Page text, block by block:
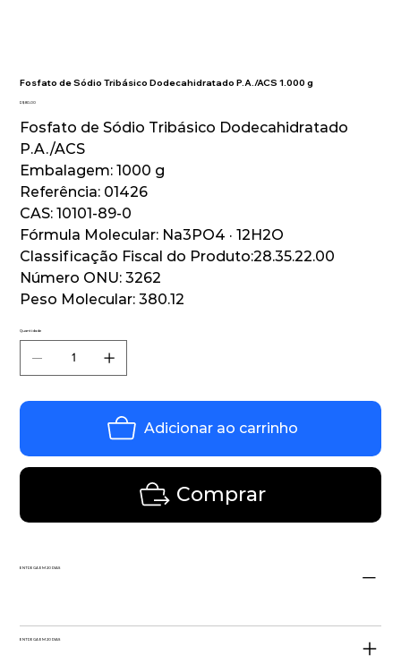
Fosfato de Sódio Tribásico Dodecahidratado P.A./ACS 1.000 g
Preço
R$ 80,00
Fosfato de Sódio Tribásico Dodecahidratado
P.A./ACS
Embalagem: 1000 g
Referência: 01426
CAS: 10101-89-0
Fórmula Molecular: Na3PO4 · 12H2O
Classificação Fiscal do Produto:28.35.22.00
Número ONU: 3262
Peso Molecular: 380.12
Quantidade
Adicionar ao carrinho
Comprar
ENTREGA EM 20 DIAS
ENTREGA EM 20 DIAS